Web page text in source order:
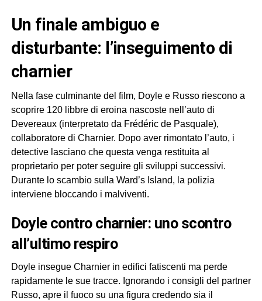
un finale ambiguo e
disturbante: l’inseguimento di
charnier
Nella fase culminante del film, Doyle e Russo riescono a
scoprire 120 libbre di eroina nascoste nell’auto di
Devereaux (interpretato da Frédéric de Pasquale),
collaboratore di Charnier. Dopo aver rimontato l’auto, i
detective lasciano che questa venga restituita al
proprietario per poter seguire gli sviluppi successivi.
Durante lo scambio sulla Ward’s Island, la polizia
interviene bloccando i malviventi.
doyle contro charnier: uno scontro
all’ultimo respiro
Doyle insegue Charnier in edifici fatiscenti ma perde
rapidamente le sue tracce. Ignorando i consigli del partner
Russo, apre il fuoco su una figura credendo sia il